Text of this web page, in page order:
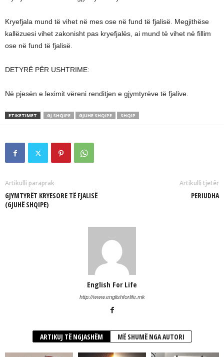
Kryefjala mund të vihet në mes ose në fund të fjalisë. Megjithëse
kallëzuesi vihet zakonisht pas kryefjalës, ai mund të vihet në fillim
ose në fund të fjalisë.
DETYRË PËR USHTRIME:
Në pjesën e leximit vëreni renditjen e gjymtyrëve të fjalive.
ETIKETIMET GJ SHQIPE GJUHE SHQIPE SHQIP
Artikulli paraprak
GJYMTYRËT KRYESORE TË FJALISË
(GJUHË SHQIPE)
Artikulli tjetër
PERIUDHA
English For Life
http://www.englishforlife.mk
ARTIKUJ TË NGJASHËM MË SHUMË NGA AUTORI